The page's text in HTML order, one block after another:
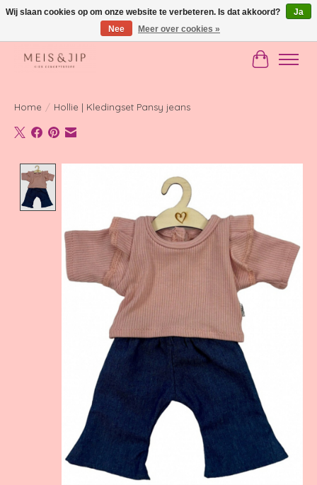
Gratis verzending in NL vanaf €150
Home / Hollie | Kledingset Pansy jeans
Wij slaan cookies op om onze website te verbeteren. Is dat akkoord?
Ja
Nee
Meer over cookies »